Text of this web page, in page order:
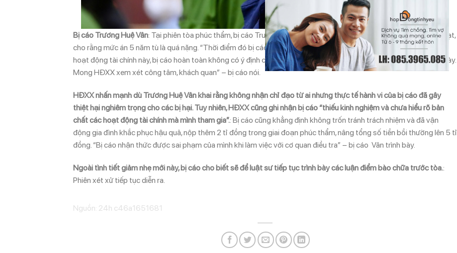
Bị cáo Trương Huệ Vân: Tại phiên tòa phúc thẩm, bị cáo Trương Huệ Vân bày tỏ mong muốn được giảm nhẹ hình phạt,
cho rằng mức án 5 năm tù là quá nặng. “Thời điểm đó bị cáo mới bước chân vào nghề, còn non trẻ, không hiểu rõ về
hoạt động tài chính này, bị cáo hoàn toàn không có ý định chiếm đoạt, không nhận chỉ đạo từ ai liên quan đến việc này.
Mong HĐXX xem xét công tâm, khách quan” – bị cáo nói.
HĐXX nhấn mạnh dù Trương Huệ Vân khai rằng không nhận chỉ đạo từ ai nhưng thực tế hành vi của bị cáo đã gây
thiệt hại nghiêm trọng cho các bị hại. Tuy nhiên, HĐXX cũng ghi nhận bị cáo “thiếu kinh nghiệm và chưa hiểu rõ bản
chất các hoạt động tài chính mà mình tham gia”.: Bị cáo cũng khẳng định không trốn tránh trách nhiệm và đã vận
động gia đình khắc phục hậu quả, nộp thêm 2 tỉ đồng trong giai đoạn phúc thẩm, nâng tổng số tiền bồi thường lên 5 tỉ
đồng. “Bị cáo nhận thức được sai phạm của mình khi làm việc với cơ quan điều tra” – bị cáo Vân trình bày.
Ngoài tình tiết giảm nhẹ mới này, bị cáo cho biết sẽ để luật sư tiếp tục trình bày các luận điểm bào chữa trước tòa.:
Phiên xét xử tiếp tục diễn ra.
Nguồn: 24h c46a1651681